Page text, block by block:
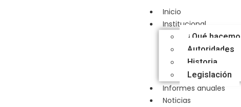
Inicio
Institucional
¿Qué
Autoridades
Historia
Legislación
Informes anuales
Noticias